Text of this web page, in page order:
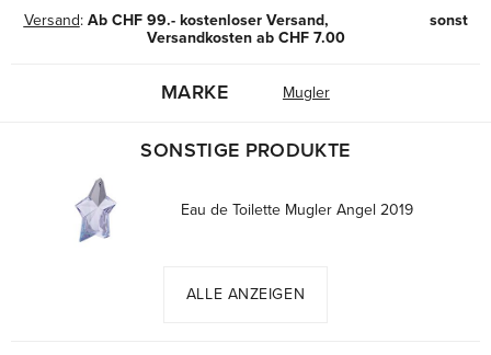
Versand: Ab CHF 99.- kostenloser Versand, sonst
Versandkosten ab CHF 7.00
MARKE Mugler
SONSTIGE PRODUKTE
Eau de Toilette Mugler Angel 2019
ALLE ANZEIGEN